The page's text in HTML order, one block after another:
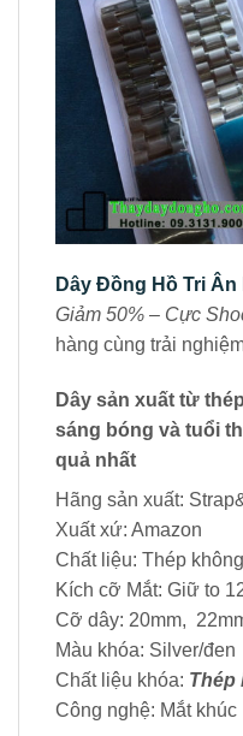
Dây Đồng Hồ Tri
Giảm 50% – Cực
hàng cùng trải
Dây sản xuất từ
sáng bóng và tuổi
quả nhất
Hãng sản xuất:
Xuất xứ: Amazon
Chất liệu: Thép
Kích cỡ Mắt: Giữ to
Cỡ dây: 20mm,
Màu khóa: Silver/đen
Chất liệu khóa: Thép
Công nghệ: Mắt khúc